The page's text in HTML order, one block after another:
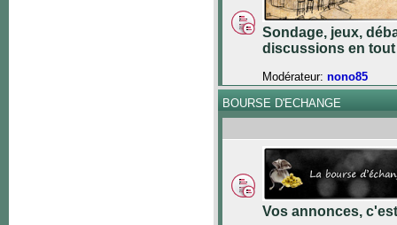
Sondage, jeux,
discussions en
Modérateur: nono85
BOURSE D'ECHANGE
Vos annonces,